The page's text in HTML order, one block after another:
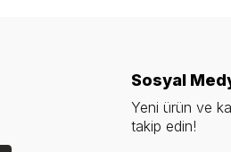
Sosyal
Yeni ürün ve
takip edin!